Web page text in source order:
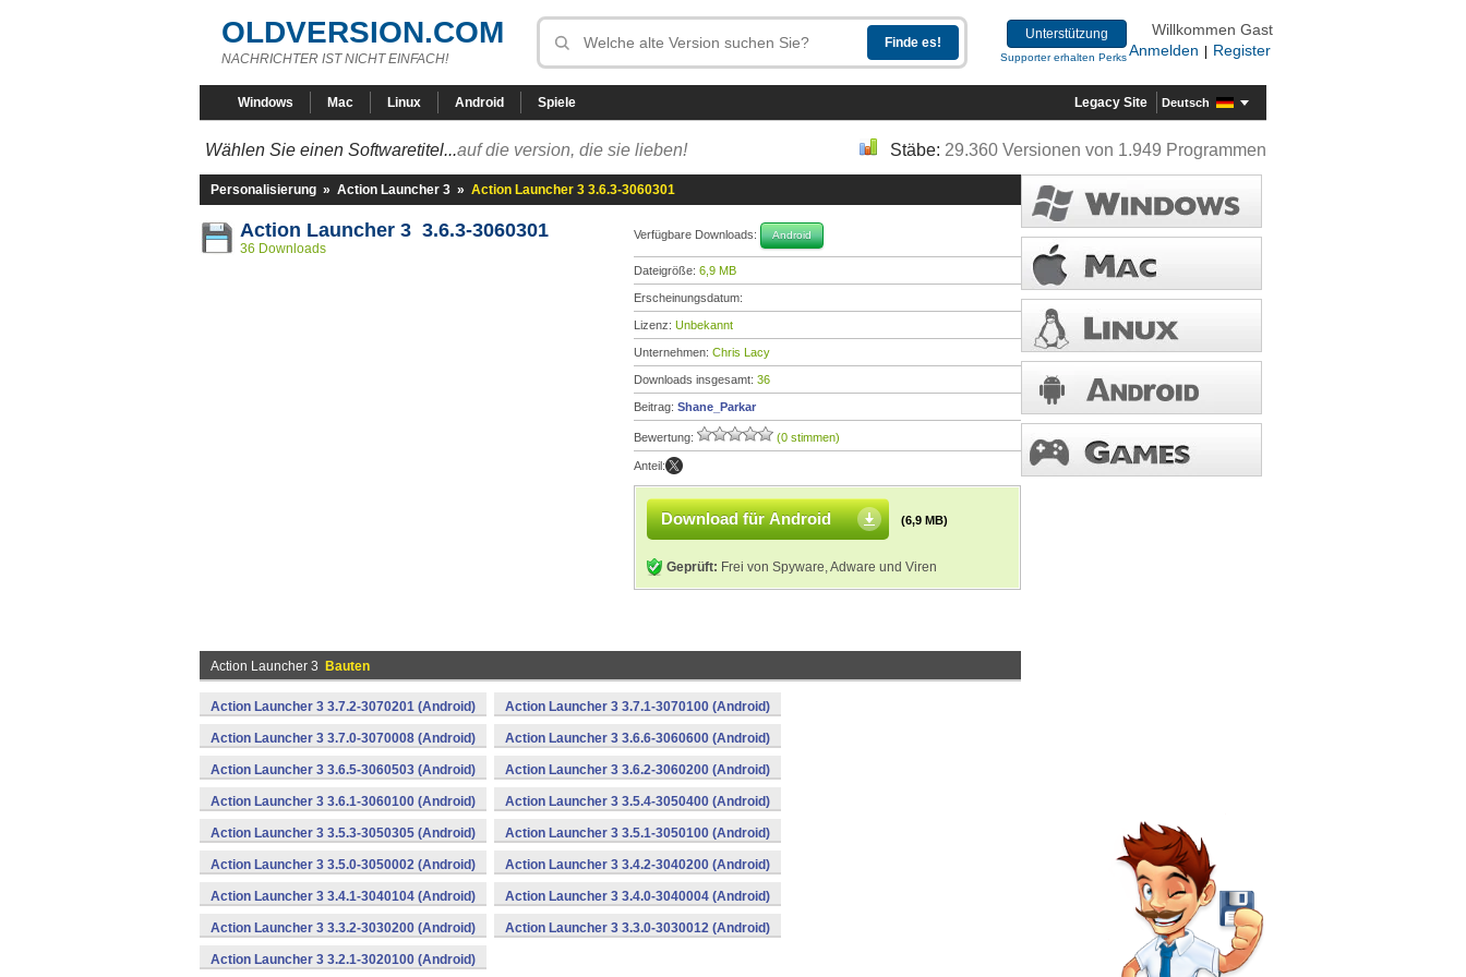
OLDVERSION.COM
NACHRICHTER IST NICHT EINFACH!
Unterstützung
Supporter erhalten Perks
Willkommen Gast
Anmelden
Register
Windows Mac Linux Android Spiele Legacy Site Deutsch
Wählen Sie einen Softwaretitel...auf die version, die sie lieben! Stäbe: 29.360 Versionen von 1.949 Programmen
Personalisierung » Action Launcher 3 » Action Launcher 3 3.6.3-3060301
Action Launcher 3 3.6.3-3060301
36 Downloads
Verfügbare Downloads: Android
Dateigröße: 6,9 MB
Erscheinungsdatum:
Lizenz: Unbekannt
Unternehmen: Chris Lacy
Downloads insgesamt: 36
Beitrag: Shane_Parkar
Bewertung: (0 stimmen)
Anteil:
Download für Android (6,9 MB)
Geprüft: Frei von Spyware, Adware und Viren
Action Launcher 3 Bauten
Action Launcher 3 3.7.2-3070201 (Android) Action Launcher 3 3.7.1-3070100 (Android)
Action Launcher 3 3.7.0-3070008 (Android) Action Launcher 3 3.6.6-3060600 (Android)
Action Launcher 3 3.6.5-3060503 (Android) Action Launcher 3 3.6.2-3060200 (Android)
Action Launcher 3 3.6.1-3060100 (Android) Action Launcher 3 3.5.4-3050400 (Android)
Action Launcher 3 3.5.3-3050305 (Android) Action Launcher 3 3.5.1-3050100 (Android)
Action Launcher 3 3.5.0-3050002 (Android) Action Launcher 3 3.4.2-3040200 (Android)
Action Launcher 3 3.4.1-3040104 (Android) Action Launcher 3 3.4.0-3040004 (Android)
Action Launcher 3 3.3.2-3030200 (Android) Action Launcher 3 3.3.0-3030012 (Android)
Action Launcher 3 3.2.1-3020100 (Android)